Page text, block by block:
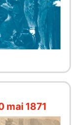
mai 1871